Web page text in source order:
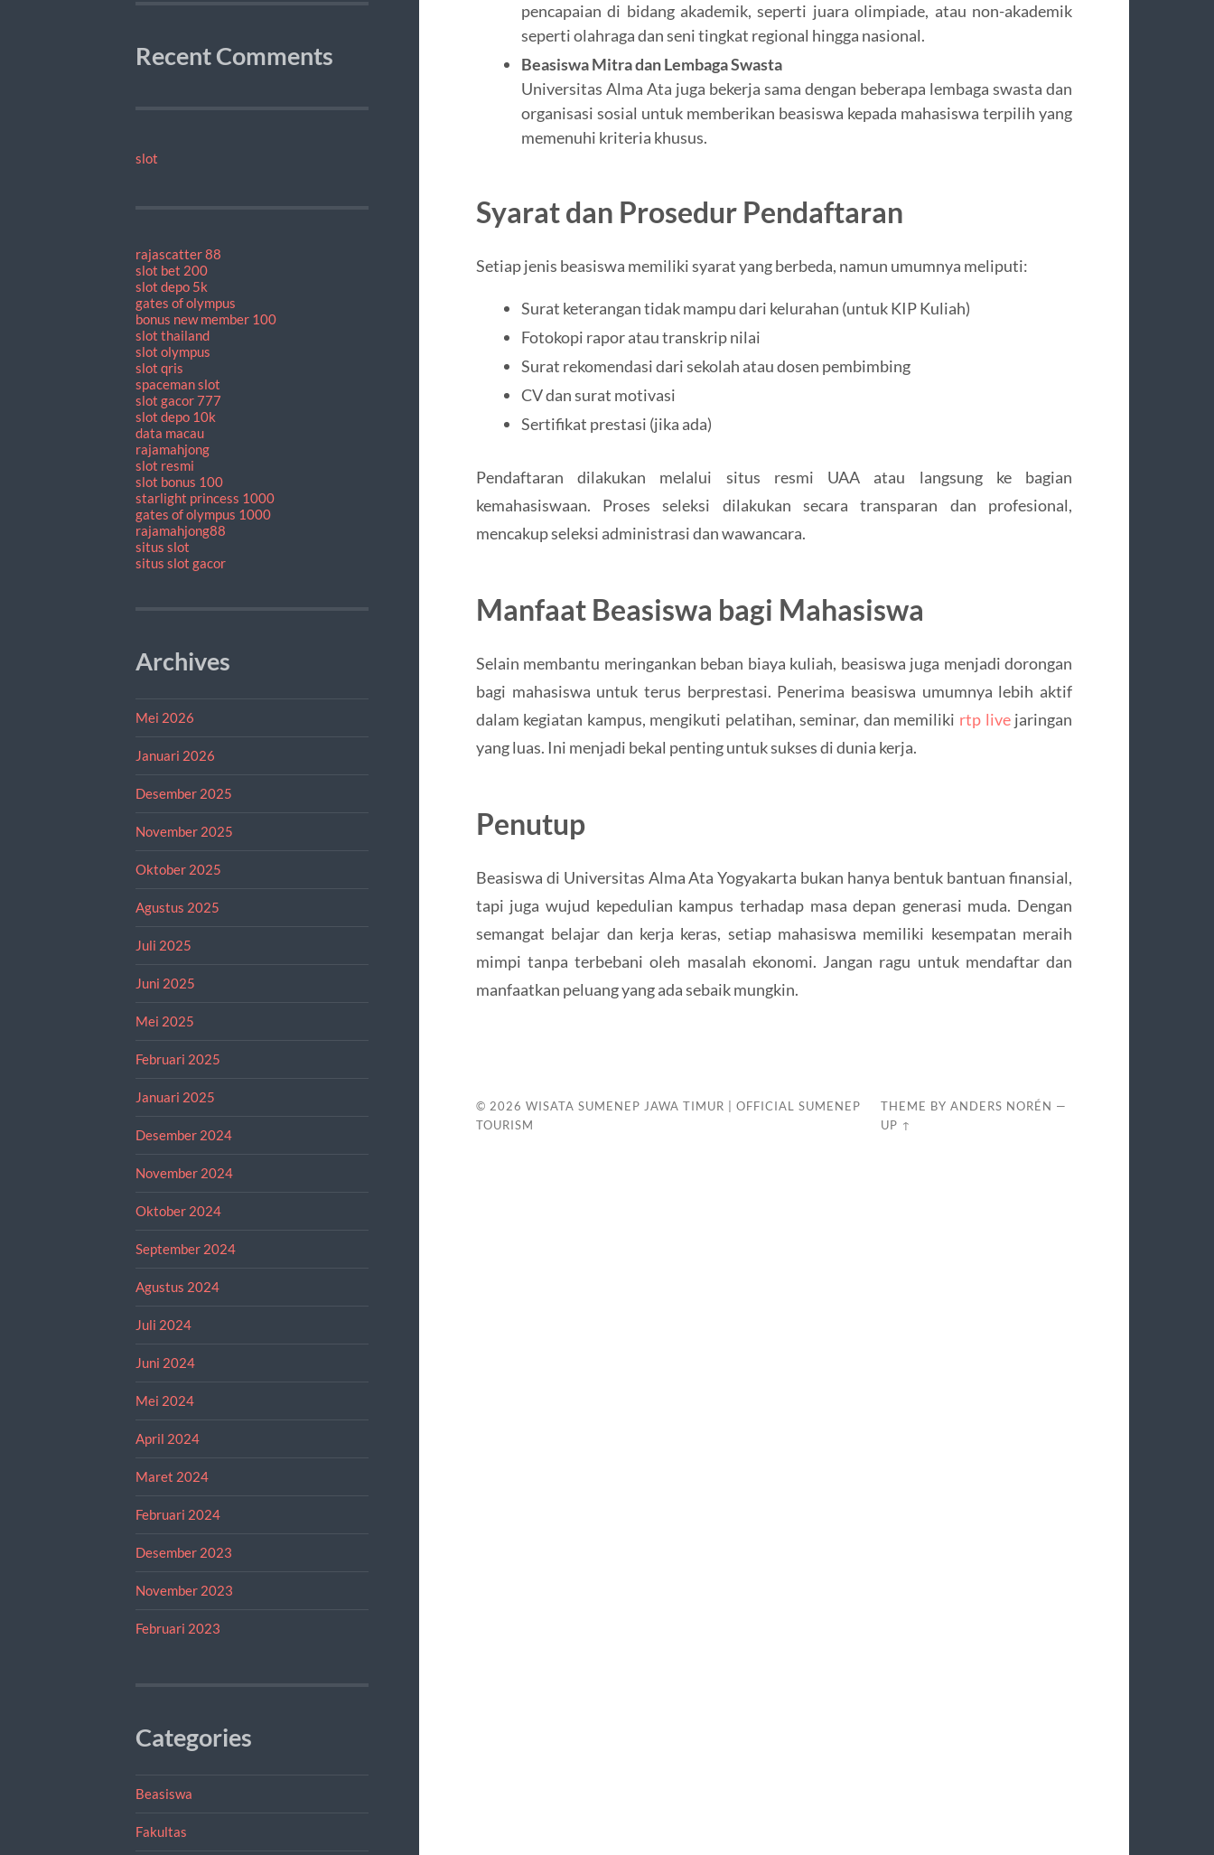
Recent Comments
slot
rajascatter 88
slot bet 200
slot depo 5k
gates of olympus
bonus new member 100
slot thailand
slot olympus
slot qris
spaceman slot
slot gacor 777
slot depo 10k
data macau
rajamahjong
slot resmi
slot bonus 100
starlight princess 1000
gates of olympus 1000
rajamahjong88
situs slot
situs slot gacor
Archives
Mei 2026
Januari 2026
Desember 2025
November 2025
Oktober 2025
Agustus 2025
Juli 2025
Juni 2025
Mei 2025
Februari 2025
Januari 2025
Desember 2024
November 2024
Oktober 2024
September 2024
Agustus 2024
Juli 2024
Juni 2024
Mei 2024
April 2024
Maret 2024
Februari 2024
Desember 2023
November 2023
Februari 2023
Categories
Beasiswa
Fakultas
pencapaian di bidang akademik, seperti juara olimpiade, atau non-akademik
seperti olahraga dan seni tingkat regional hingga nasional.
Beasiswa Mitra dan Lembaga Swasta
Universitas Alma Ata juga bekerja sama dengan beberapa lembaga swasta dan
organisasi sosial untuk memberikan beasiswa kepada mahasiswa terpilih yang
memenuhi kriteria khusus.
Syarat dan Prosedur Pendaftaran
Setiap jenis beasiswa memiliki syarat yang berbeda, namun umumnya meliputi:
Surat keterangan tidak mampu dari kelurahan (untuk KIP Kuliah)
Fotokopi rapor atau transkrip nilai
Surat rekomendasi dari sekolah atau dosen pembimbing
CV dan surat motivasi
Sertifikat prestasi (jika ada)
Pendaftaran dilakukan melalui situs resmi UAA atau langsung ke bagian
kemahasiswaan. Proses seleksi dilakukan secara transparan dan profesional,
mencakup seleksi administrasi dan wawancara.
Manfaat Beasiswa bagi Mahasiswa
Selain membantu meringankan beban biaya kuliah, beasiswa juga menjadi dorongan
bagi mahasiswa untuk terus berprestasi. Penerima beasiswa umumnya lebih aktif
dalam kegiatan kampus, mengikuti pelatihan, seminar, dan memiliki rtp livejaringan
yang luas. Ini menjadi bekal penting untuk sukses di dunia kerja.
Penutup
Beasiswa di Universitas Alma Ata Yogyakarta bukan hanya bentuk bantuan finansial,
tapi juga wujud kepedulian kampus terhadap masa depan generasi muda. Dengan
semangat belajar dan kerja keras, setiap mahasiswa memiliki kesempatan meraih
mimpi tanpa terbebani oleh masalah ekonomi. Jangan ragu untuk mendaftar dan
manfaatkan peluang yang ada sebaik mungkin.
© 2026 WISATA SUMENEP JAWA TIMUR | OFFICIAL SUMENEP
TOURISM
THEME BYANDERS NORÉN —
UP ↑